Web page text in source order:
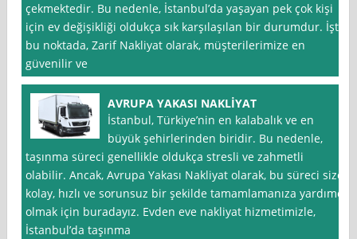
çekmektedir. Bu nedenle, İstanbul’da yaşayan pek çok kişi
için ev değişikliği oldukça sık karşılaşılan bir durumdur. İşte
bu noktada, Zarif Nakliyat olarak, müşterilerimize en
güvenilir ve
AVRUPA YAKASI NAKLİYAT
İstanbul, Türkiye’nin en kalabalık ve en
büyük şehirlerinden biridir. Bu nedenle,
taşınma süreci genellikle oldukça stresli ve zahmetli
olabilir. Ancak, Avrupa Yakası Nakliyat olarak, bu süreci size
kolay, hızlı ve sorunsuz bir şekilde tamamlamanıza yardımcı
olmak için buradayız. Evden eve nakliyat hizmetimizle,
İstanbul’da taşınma